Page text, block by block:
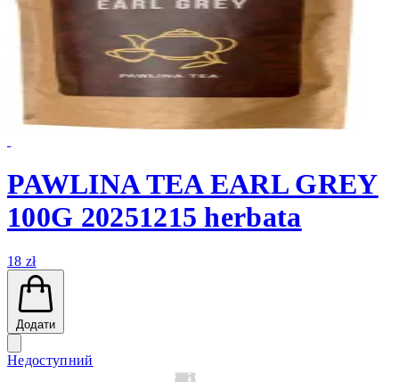
PAWLINA TEA EARL GREY
100G 20251215 herbata
18 zł
Додати
Недоступний